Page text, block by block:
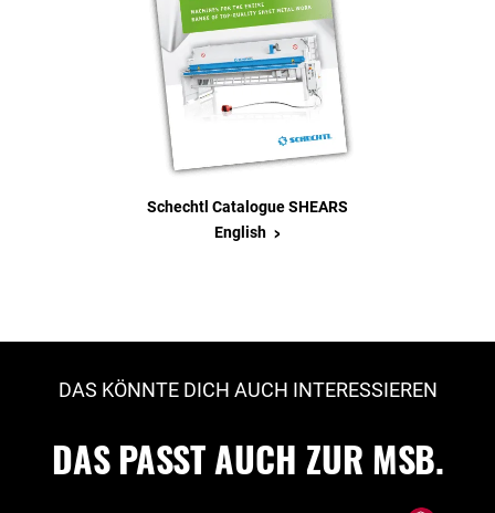
Schechtl Catalogue SHEARS
English >
DAS KÖNNTE DICH AUCH INTERESSIEREN
DAS PASST AUCH ZUR MSB.